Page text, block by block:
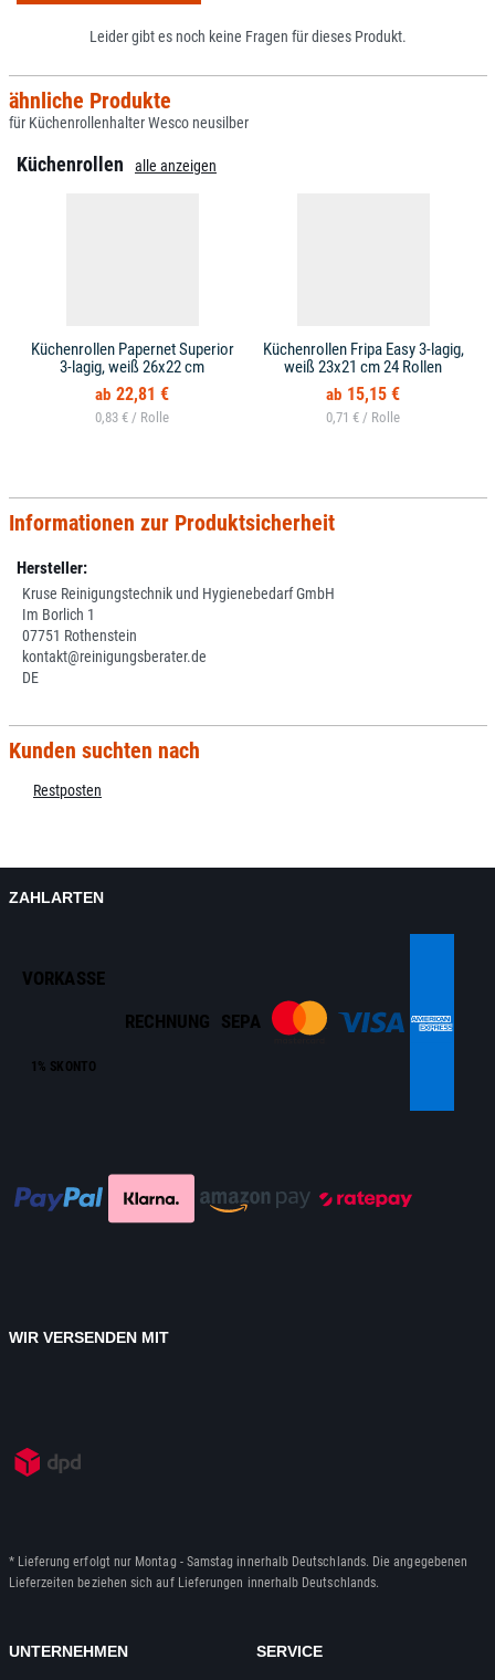
Leider gibt es noch keine Fragen für dieses Produkt.
ähnliche Produkte
für Küchenrollenhalter Wesco neusilber
Küchenrollen alle anzeigen
Küchenrollen Papernet Superior
3-lagig, weiß 26x22 cm
22,81 €
0,83 € /
Küchenrollen Fripa Easy 3-lagig,
weiß 23x21 cm 24 Rollen
15,15 €
0,71 € /
Informationen zur Produktsicherheit
Hersteller:
Kruse Reinigungstechnik und Hygienebedarf GmbH
Im Borlich 1
07751 Rothenstein
kontakt@reinigungsberater.de
DE
Kunden suchten nach
Restposten
ZAHLARTEN
VORKASSE
1% SKONTO
RECHNUNG SEPA
WIR VERSENDEN MIT
* Lieferung erfolgt nur Montag - Samstag innerhalb Deutschlands. Die angegebenen
Lieferzeiten beziehen sich auf Lieferungen innerhalb Deutschlands.
UNTERNEHMEN SERVICE